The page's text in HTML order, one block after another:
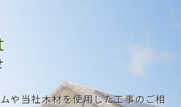
や当社木材を使用した工事のご相